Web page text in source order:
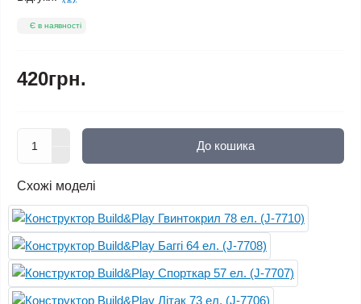
Є в наявності
420грн.
До кошика
Схожі моделі